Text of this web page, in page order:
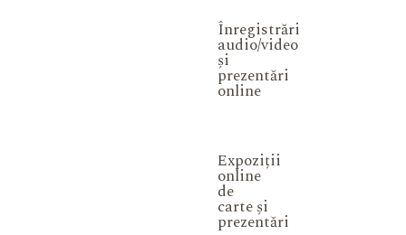
Înregistrări
audio/video
și
prezentări
online
Expoziții
online
de
carte și
prezentări